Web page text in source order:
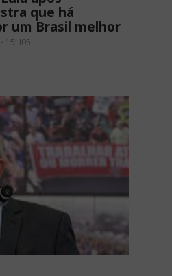
que há
um Brasil melhor
15H05